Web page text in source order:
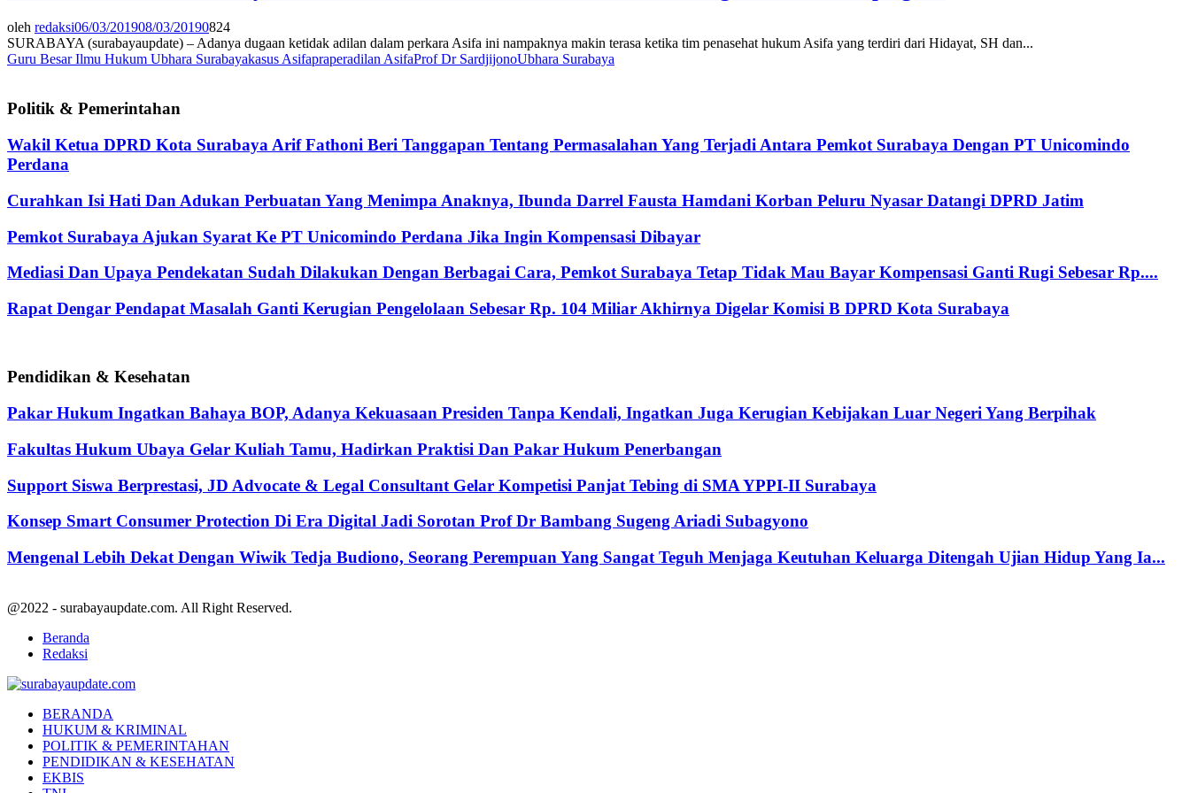
oleh redaksi06/03/201908/03/20190824
SURABAYA (surabayaupdate) – Adanya dugaan ketidak adilan dalam perkara Asifa ini nampaknya makin terasa ketika tim penasehat hukum Asifa yang terdiri dari Hidayat, SH dan...
Guru Besar Ilmu Hukum Ubhara Surabayakasus Asifapraperadilan AsifaProf Dr SardjijonoUbhara Surabaya
Politik & Pemerintahan
Wakil Ketua DPRD Kota Surabaya Arif Fathoni Beri Tanggapan Tentang Permasalahan Yang Terjadi Antara Pemkot Surabaya Dengan PT Unicomindo
Perdana
Curahkan Isi Hati Dan Adukan Perbuatan Yang Menimpa Anaknya, Ibunda Darrel Fausta Hamdani Korban Peluru Nyasar Datangi DPRD Jatim
Pemkot Surabaya Ajukan Syarat Ke PT Unicomindo Perdana Jika Ingin Kompensasi Dibayar
Mediasi Dan Upaya Pendekatan Sudah Dilakukan Dengan Berbagai Cara, Pemkot Surabaya Tetap Tidak Mau Bayar Kompensasi Ganti Rugi Sebesar Rp....
Rapat Dengar Pendapat Masalah Ganti Kerugian Pengelolaan Sebesar Rp. 104 Miliar Akhirnya Digelar Komisi B DPRD Kota Surabaya
Pendidikan & Kesehatan
Pakar Hukum Ingatkan Bahaya BOP, Adanya Kekuasaan Presiden Tanpa Kendali, Ingatkan Juga Kerugian Kebijakan Luar Negeri Yang Berpihak
Fakultas Hukum Ubaya Gelar Kuliah Tamu, Hadirkan Praktisi Dan Pakar Hukum Penerbangan
Support Siswa Berprestasi, JD Advocate & Legal Consultant Gelar Kompetisi Panjat Tebing di SMA YPPI-II Surabaya
Konsep Smart Consumer Protection Di Era Digital Jadi Sorotan Prof Dr Bambang Sugeng Ariadi Subagyono
Mengenal Lebih Dekat Dengan Wiwik Tedja Budiono, Seorang Perempuan Yang Sangat Teguh Menjaga Keutuhan Keluarga Ditengah Ujian Hidup Yang Ia...
@2022 - surabayaupdate.com. All Right Reserved.
Beranda
Redaksi
BERANDA
HUKUM & KRIMINAL
POLITIK & PEMERINTAHAN
PENDIDIKAN & KESEHATAN
EKBIS